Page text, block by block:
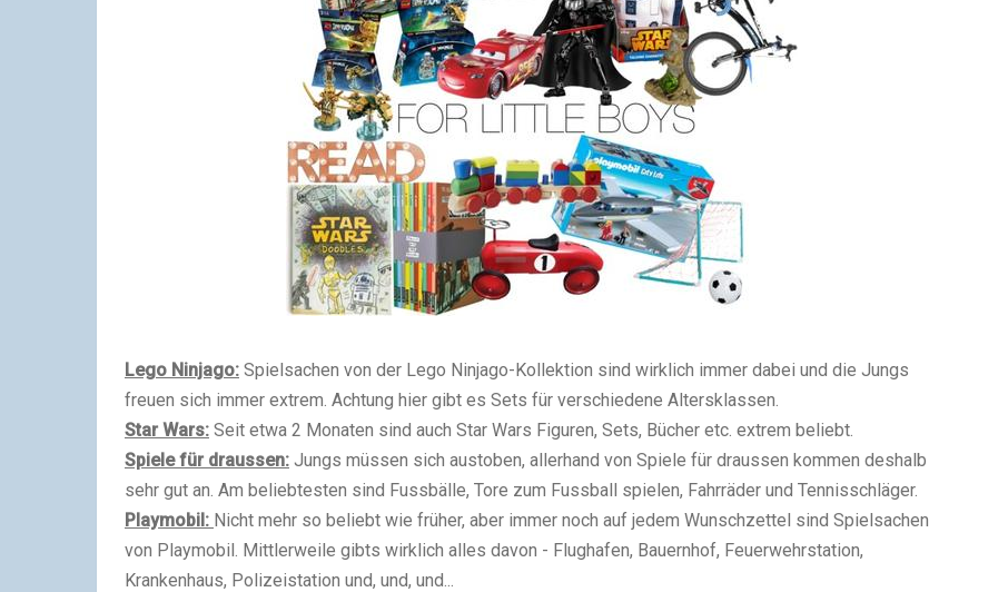
Lego Ninjago: Spielsachen von der Lego Ninjago-Kollektion sind wirklich immer dabei und die Jungs
freuen sich immer extrem. Achtung hier gibt es Sets für verschiedene Altersklassen.
Star Wars: Seit etwa 2 Monaten sind auch Star Wars Figuren, Sets, Bücher etc. extrem beliebt.
Spiele für draussen: Jungs müssen sich austoben, allerhand von Spiele für draussen kommen deshalb
sehr gut an. Am beliebtesten sind Fussbälle, Tore zum Fussball spielen, Fahrräder und Tennisschläger.
Playmobil: Nicht mehr so beliebt wie früher, aber immer noch auf jedem Wunschzettel sind Spielsachen
von Playmobil. Mittlerweile gibts wirklich alles davon - Flughafen, Bauernhof, Feuerwehrstation,
Krankenhaus, Polizeistation und, und, und...